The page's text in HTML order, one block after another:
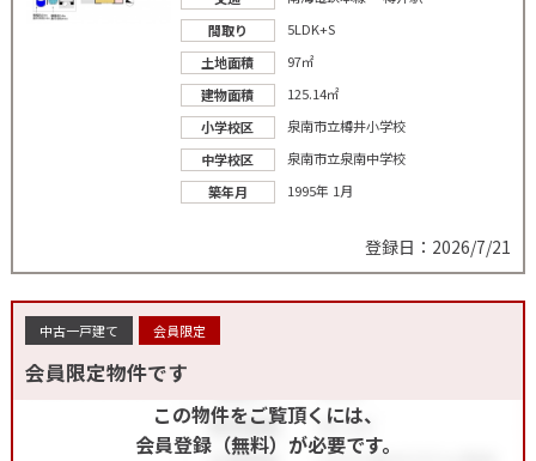
間取り
5LDK+S
土地面積
97㎡
建物面積
125.14㎡
小学校区
泉南市立樽井小学校
中学校区
泉南市立泉南中学校
築年月
1995年 1月
登録日：2026/7/21
中古一戸建て 会員限定
会員限定物件です
この物件をご覧頂くには、
会員登録（無料）が必要です。